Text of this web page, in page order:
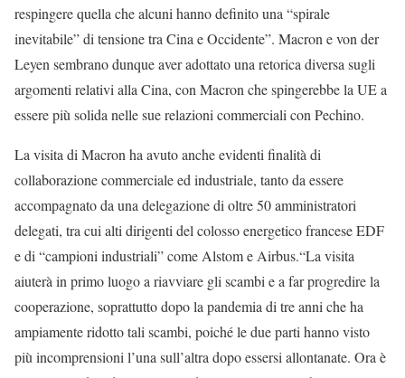
respingere quella che alcuni hanno definito una “spirale
inevitabile” di tensione tra Cina e Occidente”. Macron e von der
Leyen sembrano dunque aver adottato una retorica diversa sugli
argomenti relativi alla Cina, con Macron che spingerebbe la UE a
essere più solida nelle sue relazioni commerciali con Pechino.
La visita di Macron ha avuto anche evidenti finalità di
collaborazione commerciale ed industriale, tanto da essere
accompagnato da una delegazione di oltre 50 amministratori
delegati, tra cui alti dirigenti del colosso energetico francese EDF
e di “campioni industriali” come Alstom e Airbus.“La visita
aiuterà in primo luogo a riavviare gli scambi e a far progredire la
cooperazione, soprattutto dopo la pandemia di tre anni che ha
ampiamente ridotto tali scambi, poiché le due parti hanno visto
più incomprensioni l’una sull’altra dopo essersi allontanate. Ora è